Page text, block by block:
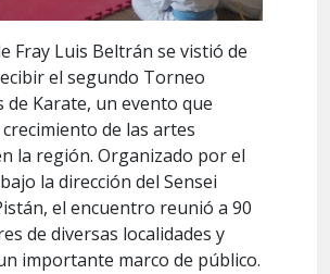
Fray Luis Beltrán se vistió de
el segundo Torneo
Karate, un evento que
de las artes
la región. Organizado por el
la dirección del Sensei
el encuentro reunió a 90
de diversas localidades y
importante marco de público.